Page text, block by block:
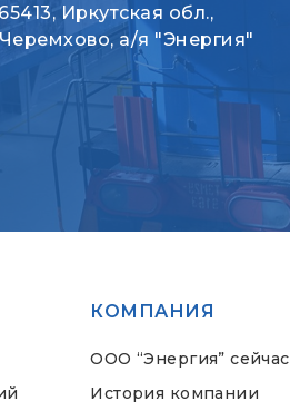
Иркутская обл.,
а/я "Энергия"
КОМПАНИЯ
ООО “Энергия” сейчас
История компании